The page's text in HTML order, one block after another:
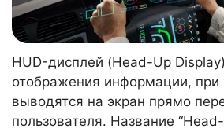
HUD-дисплей (Head-Up
отображения информации, при
выводятся на экран прямо
пользователя. Название